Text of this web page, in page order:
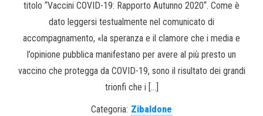
titolo “Vaccini COVID-19: Rapporto Autunno 2020“. Come è
dato leggersi testualmente nel comunicato di
accompagnamento, «la speranza e il clamore che i media e
l’opinione pubblica manifestano per avere al più presto un
vaccino che protegga da COVID-19, sono il risultato dei grandi
trionfi che i […]
Categoria: Zibaldone